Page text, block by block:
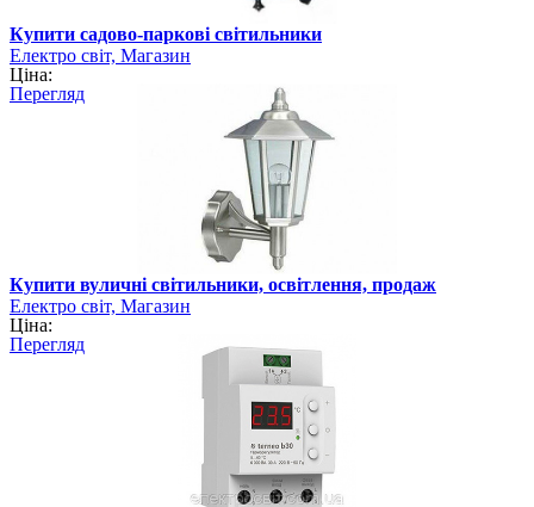
Купити садово-паркові світильники
Електро світ, Магазин
Ціна:
Перегляд
Купити вуличні світильники, освітлення, продаж
Електро світ, Магазин
Ціна:
Перегляд